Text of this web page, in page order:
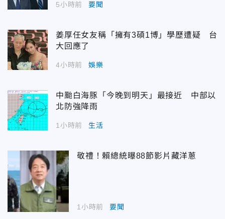
5小時前 要聞
姜厚任女友稱「擁有3碩1博」學歷遭疑 台
大回應了
4小時前 娛樂
中颱白海豚「今晚到明天」最接近 中部以
北防強降雨
1小時前 生活
敬禮！賴總統曝88節影片藏洋蔥
1小時前 要聞